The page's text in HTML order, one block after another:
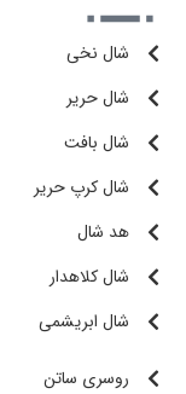
شال نخی
شال حریر
شال بافت
شال کرپ حریر
هد شال
شال کلاهدار
شال ابریشمی
روسری ساتن